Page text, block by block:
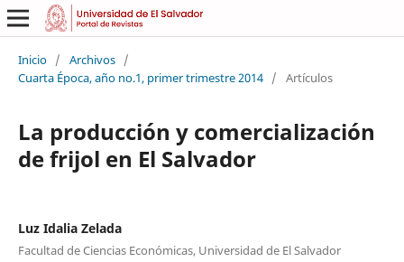
Inicio / Archivos /
Cuarta Época, año no.1, primer trimestre 2014 / Artículos
La producción y comercialización
de frijol en El Salvador
Luz Idalia Zelada
Facultad de Ciencias Económicas, Universidad de El Salvador